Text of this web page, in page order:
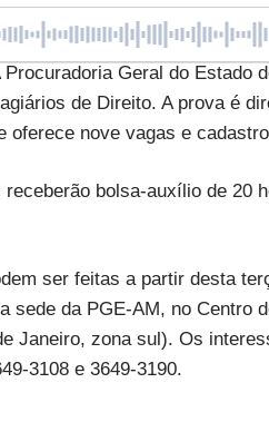
Procuradoria Geral do Estado
de Direito. A prova é
oferece nove vagas e
bolsa-auxílio de 20
ser feitas a partir desta
sede da PGE-AM, no Centro
Janeiro, zona sul). Os
3108 e 3649-3190.